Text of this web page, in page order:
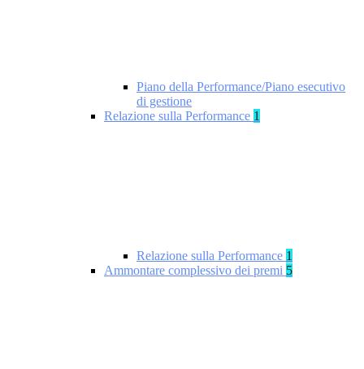
Piano della Performance/Piano esecutivo
di gestione
Relazione sulla Performance 1
Relazione sulla Performance 1
Ammontare complessivo dei premi 5